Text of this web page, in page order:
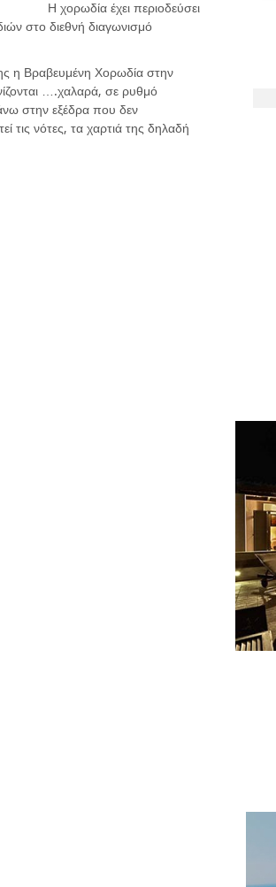
στο διεθνή διαγωνισμό
η Βραβευμένη Χορωδία στην
….χαλαρά, σε ρυθμό
στην εξέδρα που δεν
τις νότες, τα χαρτιά της δηλαδή